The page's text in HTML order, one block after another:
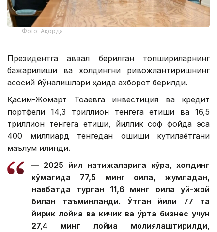
Фото: Ақорда
Президентга аввал берилган топшириқларнинг
бажарилиши ва холдингни ривожлантиришнинг
асосий йўналишлари ҳақида ахборот берилди.
Қасим-Жомарт Тоқаевга инвестиция ва кредит
портфели 14,3 триллион тенгега етиши ва 16,5
триллион тенгега етиши, йиллик соф фойда эса
400 миллиард тенгедан ошиши кутилаётгани
маълум қилинди.
— 2025 йил натижаларига кўра, холдинг
кўмагида 77,5 минг оила, жумладан,
навбатда турган 11,6 минг оила уй-жой
билан таъминланди. Ўтган йили 77 та
йирик лойиҳа ва кичик ва ўрта бизнес учун
27,4 минг лойиҳа молиялаштирилди,